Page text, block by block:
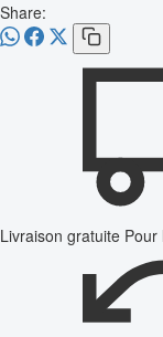
Share:
Livraison gratuite Pour